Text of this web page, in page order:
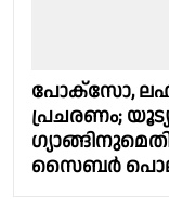
പോക്സോ,
പ്രചരണം;
സൈബർ